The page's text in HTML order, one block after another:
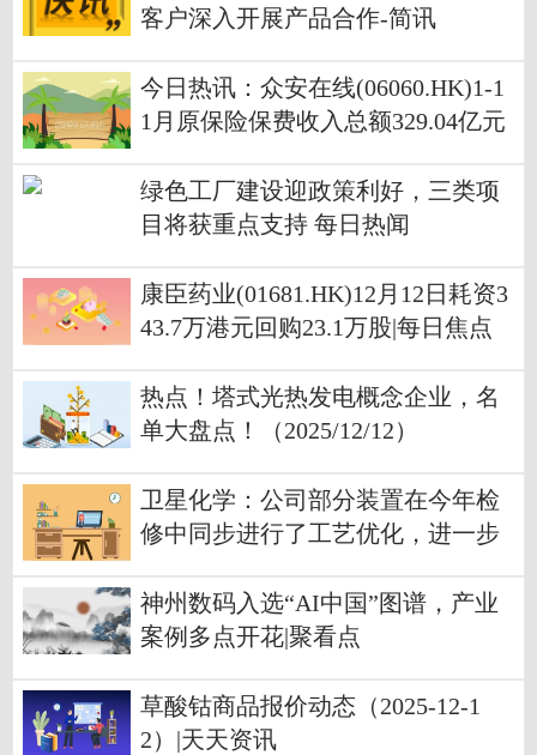
客户深入开展产品合作-简讯
今日热讯：众安在线(06060.HK)1-1
1月原保险保费收入总额329.04亿元
绿色工厂建设迎政策利好，三类项
目将获重点支持 每日热闻
康臣药业(01681.HK)12月12日耗资3
43.7万港元回购23.1万股|每日焦点
热点！塔式光热发电概念企业，名
单大盘点！（2025/12/12）
卫星化学：公司部分装置在今年检
修中同步进行了工艺优化，进一步
神州数码入选“AI中国”图谱，产业
案例多点开花|聚看点
草酸钴商品报价动态（2025-12-1
2）|天天资讯